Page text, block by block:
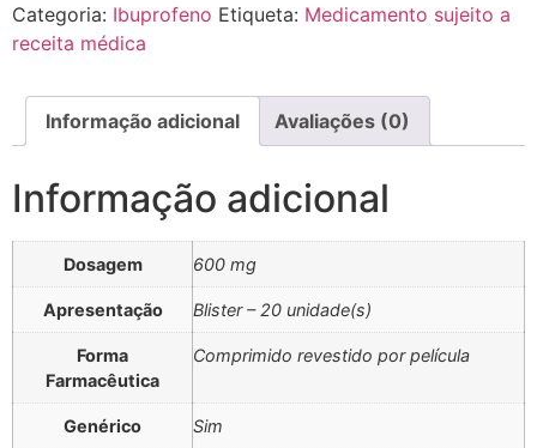
Categoria: Ibuprofeno Etiqueta: Medicamento sujeito a
receita médica
Informação adicional Avaliações (0)
Informação adicional
Dosagem 600 mg
Apresentação Blister – 20 unidade(s)
Forma
Farmacêutica
Comprimido revestido por película
Genérico Sim